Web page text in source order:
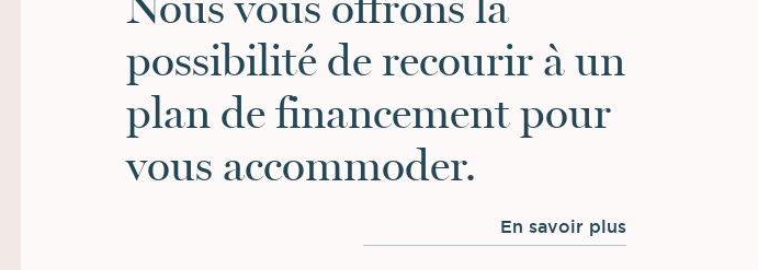
possibilité de recourir à un
plan de financement pour
vous accommoder.
En savoir plus